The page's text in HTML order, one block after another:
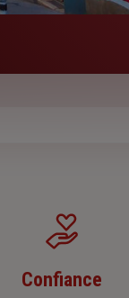
Confiance